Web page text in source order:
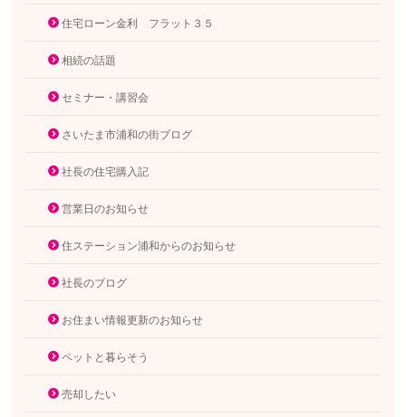
住宅ローン金利 フラット３５
相続の話題
セミナー・講習会
さいたま市浦和の街ブログ
社長の住宅購入記
営業日のお知らせ
住ステーション浦和からのお知らせ
社長のブログ
お住まい情報更新のお知らせ
ペットと暮らそう
売却したい